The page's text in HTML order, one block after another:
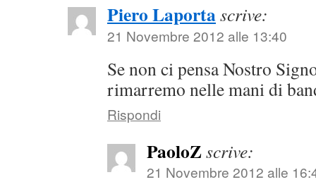
Piero Laportascrive:
21 Novembre 2012 alle 13:40
Se non ci pensa Nostro
rimarremo nelle mani di
Rispondi
PaoloZscrive:
21 Novembre 2012 alle